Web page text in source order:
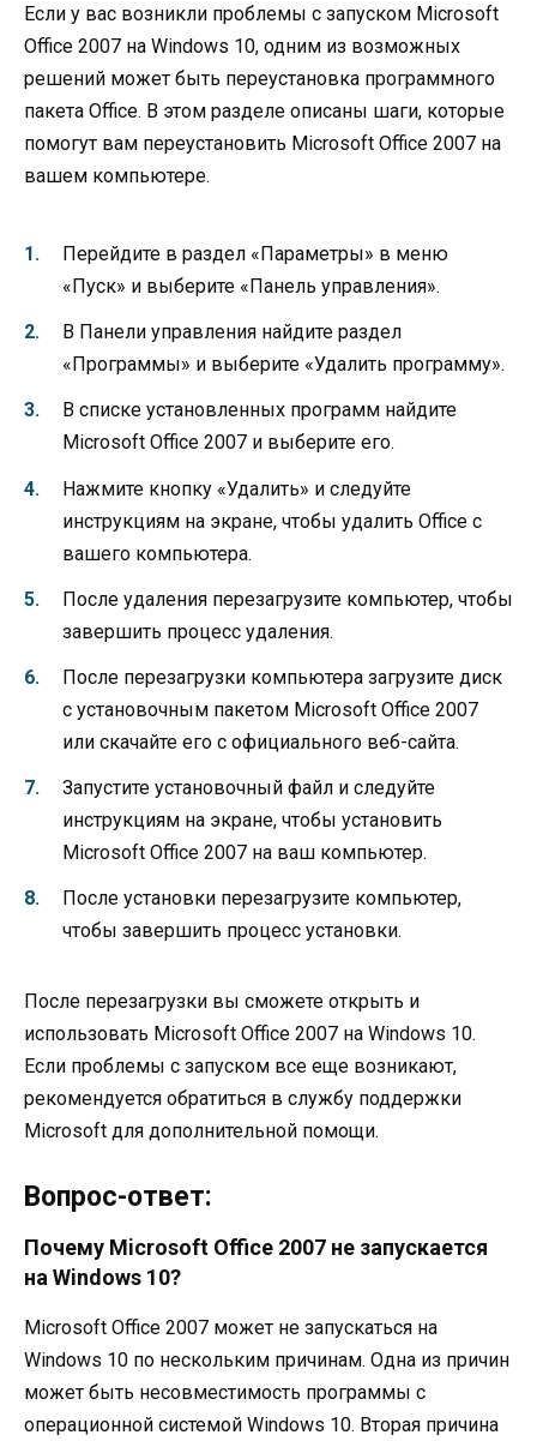
Если у вас возникли проблемы с запуском Microsoft
Office 2007 на Windows 10, одним из возможных
решений может быть переустановка программного
пакета Office. В этом разделе описаны шаги, которые
помогут вам переустановить Microsoft Office 2007 на
вашем компьютере.
Перейдите в раздел «Параметры» в меню
«Пуск» и выберите «Панель управления».
В Панели управления найдите раздел
«Программы» и выберите «Удалить программу».
В списке установленных программ найдите
Microsoft Office 2007 и выберите его.
Нажмите кнопку «Удалить» и следуйте
инструкциям на экране, чтобы удалить Office с
вашего компьютера.
После удаления перезагрузите компьютер, чтобы
завершить процесс удаления.
После перезагрузки компьютера загрузите диск
с установочным пакетом Microsoft Office 2007
или скачайте его с официального веб-сайта.
Запустите установочный файл и следуйте
инструкциям на экране, чтобы установить
Microsoft Office 2007 на ваш компьютер.
После установки перезагрузите компьютер,
чтобы завершить процесс установки.
После перезагрузки вы сможете открыть и
использовать Microsoft Office 2007 на Windows 10.
Если проблемы с запуском все еще возникают,
рекомендуется обратиться в службу поддержки
Microsoft для дополнительной помощи.
Вопрос-ответ:
Почему Microsoft Office 2007 не запускается
на Windows 10?
Microsoft Office 2007 может не запускаться на
Windows 10 по нескольким причинам. Одна из причин
может быть несовместимость программы с
операционной системой Windows 10. Вторая причина